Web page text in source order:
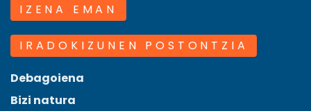
IZENA EMAN
IRADOKIZUNEN POSTONTZIA
Debagoiena
Bizi natura